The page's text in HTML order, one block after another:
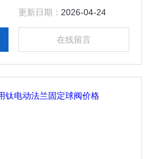
格齐全；产品主要有：米勒不锈
格，真空接头，真空卡箍，真空
空波纹管等。
更新日期： 2026-04-24
在线留言